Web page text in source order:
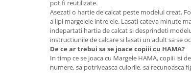
Mingi terapeutice
Module din burete
Motricitate fina
Motricitate grosiera
Recunoasterea formelor
pot fi reutilizate.
Asezati o hartie de calcat peste modelul creat.
a lipi margelele intre ele. Lasati cateva minute
indepartati hartia de calcat si desprindeti
instructiunile de calcare si lasati un adult sa se
De ce ar trebui sa se joace copiii cu HAMA?
In timp ce se joaca cu Margele HAMA, copiii isi
numere, sa potriveasca culorile, sa recunoasca